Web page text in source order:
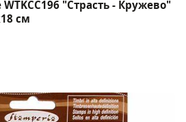
"Страсть - Кружево"
см